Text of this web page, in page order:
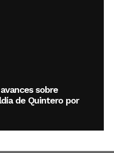
sobre
de Quintero por